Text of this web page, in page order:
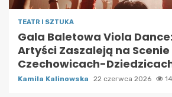
TEATR I SZTUKA
Gala Baletowa Viola
Artyści Zaszaleją na Scenie
Czechowicach-
Kamila Kalinowska 22 czerwca 2026